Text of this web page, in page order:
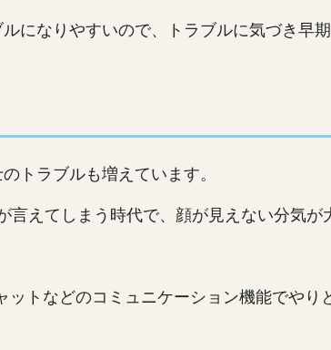
になりやすいので、トラブルに気づき早
トラブルも増えています。
えてしまう時代で、顔が見えない分気が
トなどのコミュニケーション機能でや